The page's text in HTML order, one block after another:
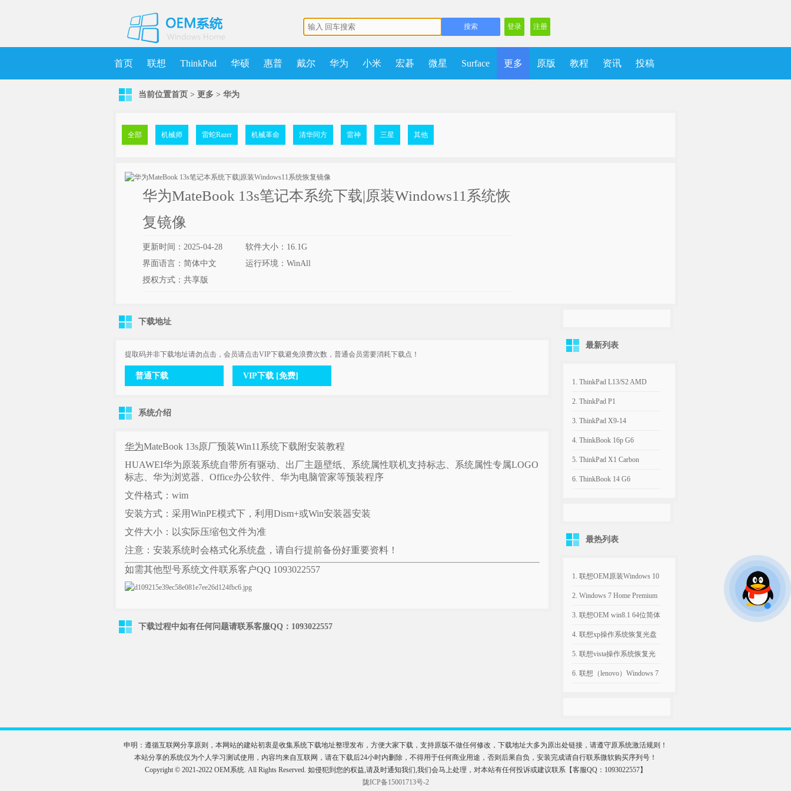
登录 注册
首页 联想 ThinkPad 华硕 惠普 戴尔 华为 小米 宏碁 微星 Surface 更多 原版 教程 资讯 投稿
机械师 MSDN 清华同方
当前位置首页 > 更多 > 华为
全部 机械师 雷蛇Razer 机械革命 清华同方 雷神 三星 其他
华为MateBook 13s笔记本系统下载|原装Windows11系统恢
复镜像
更新时间：2025-04-28
软件大小：16.1G
界面语言：简体中文
运行环境：WinAll
授权方式：共享版
下载地址
提取码并非下载地址请勿点击，会员请点击VIP下载避免浪费次数，普通会员需要消耗下载点！
普通下载 VIP下载 [免费]
系统介绍
华为MateBook 13s原厂预装Win11系统下载附安装教程
HUAWEI华为原装系统自带所有驱动、出厂主题壁纸、系统属性联机支持标志、系统属性专属LOGO
标志、华为浏览器、Office办公软件、华为电脑管家等预装程序
文件格式：wim
安装方式：采用WinPE模式下，利用Dism+或Win安装器安装
文件大小：以实际压缩包文件为准
注意：安装系统时会格式化系统盘，请自行提前备份好重要资料！
如需其他型号系统文件联系客户QQ 1093022557
下载过程中如有任何问题请联系客服QQ：1093022557
最新列表
1. ThinkPad L13/S2 AMD
Gen3/Gen7(21B9-21BE)原厂
Win11系统下载|OEM恢复镜
像
2. ThinkPad P1
Gen6(21FW,21FV)原厂
Win10+Win11专业版系统下
载|OEM恢复镜像
3. ThinkPad X9-14
Gen1(21QA,21QB)原厂
Win11系统下载|OEM恢复镜
像
4. ThinkBook 16p G6
ADR(21U0)原厂Win11系统
下载|OEM恢复镜像
5. ThinkPad X1 Carbon
Gen13,X1 2in1
复镜像
6. ThinkBook 14 G6
最热列表
1. 联想OEM原装Windows 10
专业版64位ISO系统下载
2. Windows 7 Home Premium
with Service Pack 1 (x86) -
DVD (Chinese-Simplified)家
庭高级版32位win7 MSDN
ISO下载
3. 联想OEM win8.1 64位简体
中文版恢复系统下载
4. 联想xp操作系统恢复光盘
联想 OEM Windows XP SP3
原版镜像 ISO
5. 联想vista操作系统恢复光
盘 联想 OEM Windows vista
6. 联想（lenovo）Windows 7
预装系统恢复盘ISO
申明：遵循互联网分享原则，本网站的建站初衷是收集系统下载地址整理发布，方便大家下载，支持原版不做任何修改，下载地址大多为原出处链接，请遵守原系统激活规则！
本站分享的系统仅为个人学习测试使用，内容均来自互联网，请在下载后24小时内删除，不得用于任何商业用途，否则后果自负，安装完成请自行联系微软购买序列号！
Copyright © 2021-2022 OEM系统. All Rights Reserved. 如侵犯到您的权益,请及时通知我们,我们会马上处理，对本站有任何投诉或建议联系【客服QQ：1093022557】
陇ICP备15001713号-2